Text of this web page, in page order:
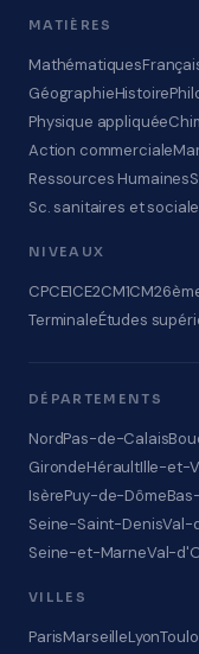
MATIÈRES
Mathématiques
GéographieHistoire
Physique appliquée
Action commerciale
Ressources Humaines
Sc. sanitaires et
NIVEAUX
CPCE1CE2CM1CM2
TerminaleÉtudes
DÉPARTEMENTS
NordPas-de-Calais
GirondeHéraultIlle-et-
IsèrePuy-de-Dôme
Seine-Saint-DenisVal-
Seine-et-MarneVal-
VILLES
ParisMarseilleLyon